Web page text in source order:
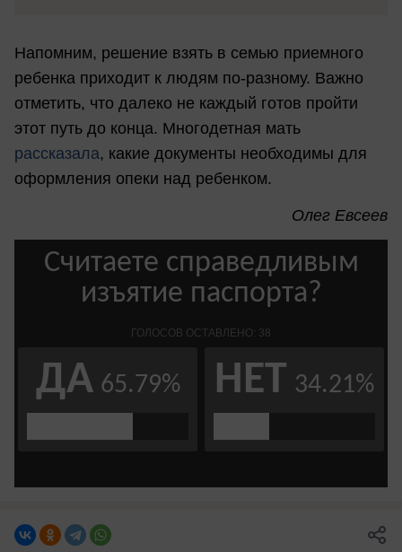
Напомним, решение взять в семью приемного
ребенка приходит к людям по-разному. Важно
отметить, что далеко не каждый готов пройти
этот путь до конца. Многодетная мать
рассказала, какие документы необходимы для
оформления опеки над ребенком.
Олег Евсеев